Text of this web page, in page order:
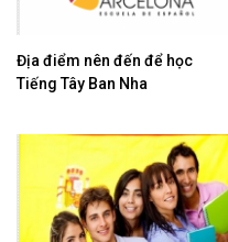
Địa điểm nên đến để học
Tiếng Tây Ban Nha